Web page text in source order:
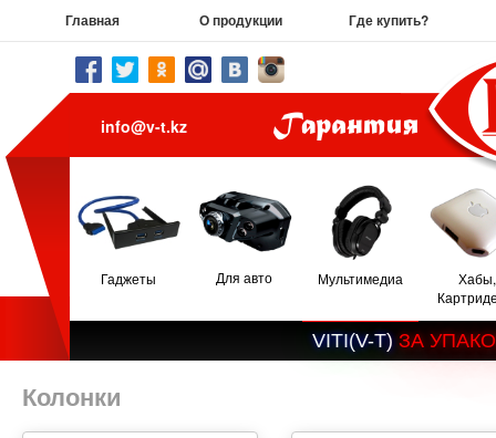
Главная О продукции Где купить?
info@v-t.kz
Гаджеты Для авто Мультимедиа
Хабы,
VITI(V-T) ЗА УПАКО
Колонки